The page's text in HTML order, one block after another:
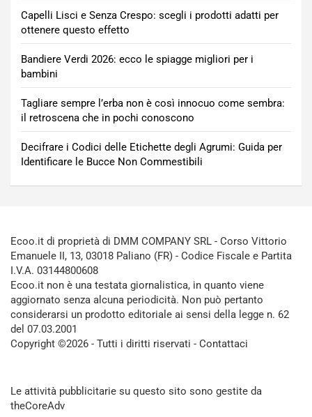
Capelli Lisci e Senza Crespo: scegli i prodotti adatti per
ottenere questo effetto
Bandiere Verdi 2026: ecco le spiagge migliori per i
bambini
Tagliare sempre l’erba non è così innocuo come sembra:
il retroscena che in pochi conoscono
Decifrare i Codici delle Etichette degli Agrumi: Guida per
Identificare le Bucce Non Commestibili
Ecoo.it di proprietà di DMM COMPANY SRL - Corso Vittorio
Emanuele II, 13, 03018 Paliano (FR) - Codice Fiscale e Partita
I.V.A. 03144800608
Ecoo.it non è una testata giornalistica, in quanto viene
aggiornato senza alcuna periodicità. Non può pertanto
considerarsi un prodotto editoriale ai sensi della legge n. 62
del 07.03.2001
Copyright ©2026 - Tutti i diritti riservati - Contattaci
Le attività pubblicitarie su questo sito sono gestite da
theCoreAdv